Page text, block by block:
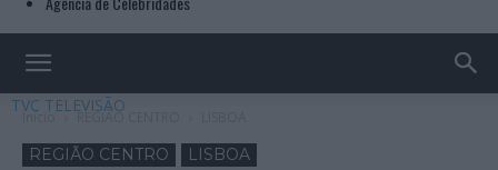
TVC TELEVISÃO
Início REGIÃO CENTRO
REGIÃO CENTRO LISBOA